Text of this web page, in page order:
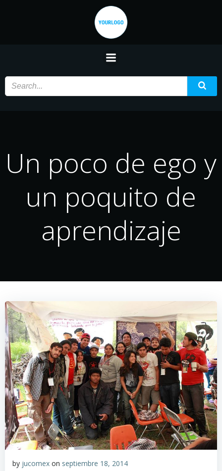
Saltar
contenido
Un poco de ego y
un poquito de
aprendizaje
by jucomex on septiembre 18, 2014